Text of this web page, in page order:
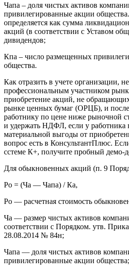
Чапа – доля чистых активов
привилегированные акции
определяется как сумма
акций (в соответствии с Уставом
дивидендов;
Кпа – число размещенных
общества.
Как отразить в учете организации,
профессиональным участником
приобретение акций, не
рынке ценных бумаг (ОРЦБ), и
работнику по цене ниже рыночной
и удержать НДФЛ, если у работника
материальной выгоды от
вопрос есть в КонсультантПлюс.
сстеме К+, получите пробный демо-
Для обыкновенных акций (п. 9
Ро = (Ча — Чапа) / Ка,
Ро — расчетная стоимость
Ча — размер чистых активов
соответствии с Порядком. утв.
28.08.2014 № 84н;
Чапа — доля чистых активов
привилегированные акции общества;